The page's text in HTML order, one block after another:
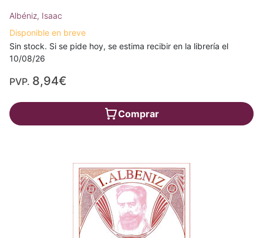
Albéniz, Isaac
Disponible en breve
Sin stock. Si se pide hoy, se estima recibir en la librería el
10/08/26
PVP. 8,94€
Comprar